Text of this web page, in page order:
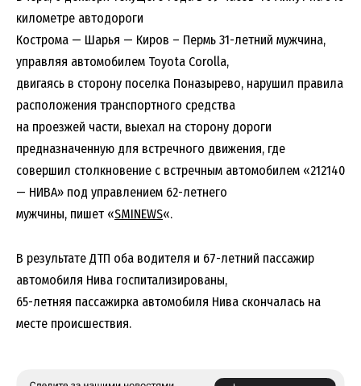
километре автодороги
Кострома — Шарья — Киров – Пермь 31-летний мужчина,
управляя автомобилем Toyota Corolla,
двигаясь в сторону поселка Поназырево, нарушил правила
расположения транспортного средства
на проезжей части, выехал на сторону дороги
предназначенную для встречного движения, где
совершил столкновение с встречным автомобилем «212140
— НИВА» под управлением 62-летнего
мужчины, пишет «SMINEWS«.
В результате ДТП оба водителя и 67-летний пассажир
автомобиля Нива госпитализированы,
65-летняя пассажирка автомобиля Нива скончалась на
месте происшествия.